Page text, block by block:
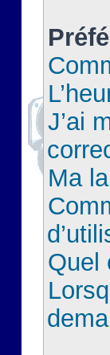
J’ai
Ma
Quel